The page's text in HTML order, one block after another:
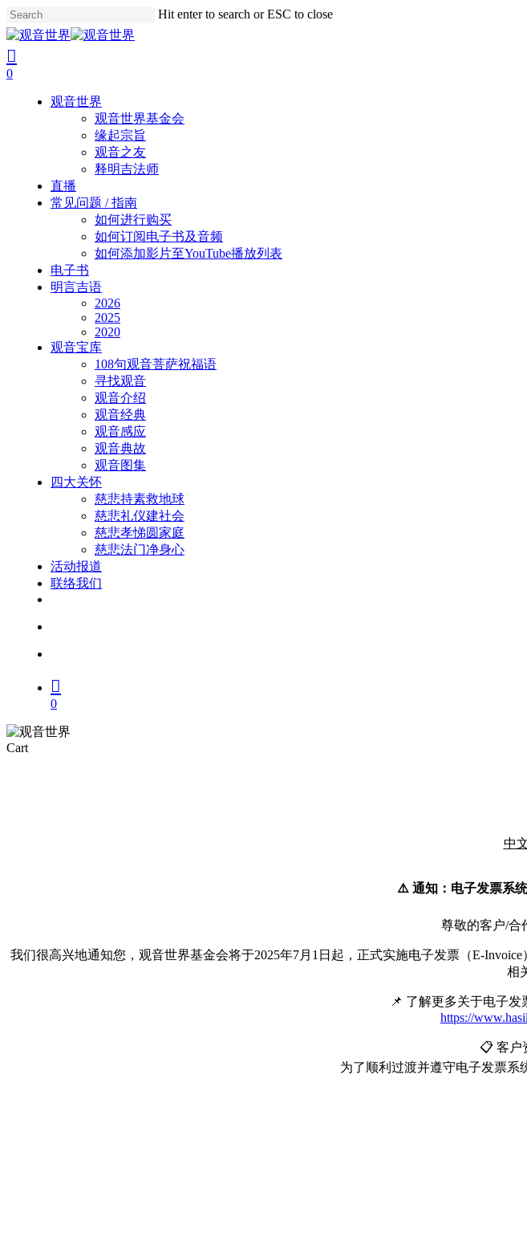
Skip
to
main
content
Hit enter to search or ESC to close
Close
Search
search
account
0
观音世界
观音世界基金会
缘起宗旨
观音之友
释明吉法师
直播
常见问题 / 指南
如何进行购买
如何订阅电子书及音频
如何添加影片至YouTube播放列表
电子书
明言吉语
2026
2025
2020
观音宝库
108句观音菩萨祝福语
寻找观音
观音介绍
观音经典
观音感应
观音典故
观音图集
四大关怀
慈悲持素救地球
慈悲礼仪建社会
慈悲孝悌圆家庭
慈悲法门净身心
活动报道
联络我们
0
CartClose
中
⚠️ 通知：电子发票系
尊敬的客户/合
我们很高兴地通知您，观音世界基金会将于2025年7月1日起，正式实施电子发票（E-
相
📌 了解更多关于电子发
https://
📋 客户
为了顺利过渡并遵守电子发票系